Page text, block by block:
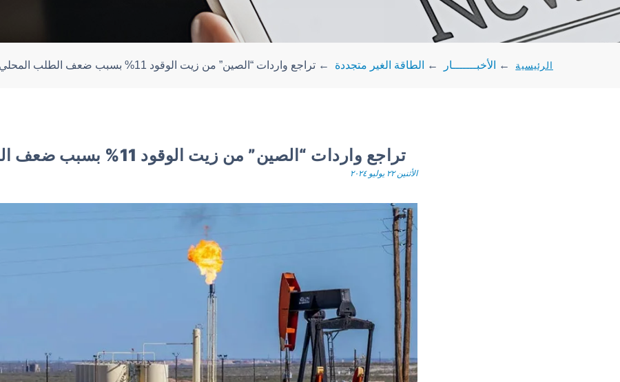
الرئيسية ← الأخبـــــــار ← الطاقة الغير متجددة ← تراجع واردات “الصين” من زيت الوقود 11% بسبب ضعف الطلب المحلي
تراجع واردات “الصين” من زيت الوقود 11% بسبب ضعف الطلب المحلي
الأثنين ٢٢ يوليو ٢٠٢٤